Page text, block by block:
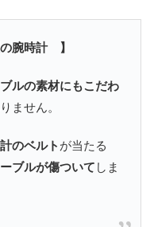
腕時計 】
ルの素材にもこだわ
ません。
のベルト が当たる
ブルが傷ついて しま